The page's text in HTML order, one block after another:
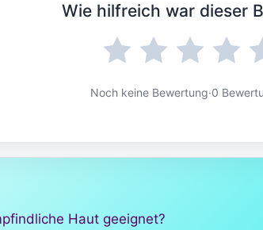
Wie hilfreich war dieser
Noch keine Bewertung·0
Haut geeignet?